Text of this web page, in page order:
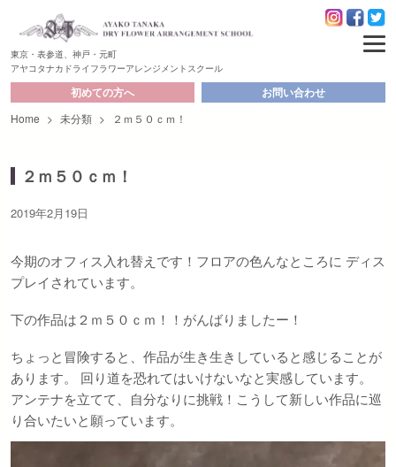
東京・表参道、神戸・元町
アヤコタナカドライフラワーアレンジメントスクール
初めての方へ お問い合わせ
Home > 未分類 > ２ｍ５０ｃｍ！
２ｍ５０ｃｍ！
2019年2月19日
今期のオフィス入れ替えです！フロアの色んなところに ディス
プレイされています。
下の作品は２ｍ５０ｃｍ！！がんばりましたー！
ちょっと冒険すると、作品が生き生きしていると感じることが
あります。 回り道を恐れてはいけないなと実感しています。
アンテナを立てて、自分なりに挑戦！こうして新しい作品に巡
り合いたいと願っています。